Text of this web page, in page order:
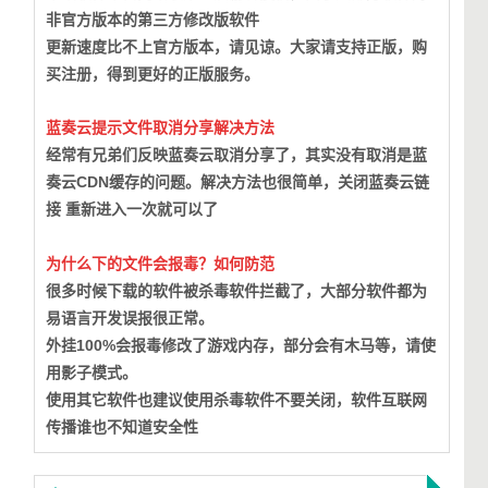
非官方版本的第三方修改版软件
更新速度比不上官方版本，请见谅。大家请支持正版，购
买注册，得到更好的正版服务。
蓝奏云提示文件取消分享解决方法
经常有兄弟们反映蓝奏云取消分享了，其实没有取消是蓝
奏云CDN缓存的问题。 解决方法也很简单，关闭蓝奏云链
接 重新进入一次就可以了
为什么下的文件会报毒？如何防范
很多时候下载的软件被杀毒软件拦截了，大部分软件都为
易语言开发误报很正常。
外挂100%会报毒修改了游戏内存，部分会有木马等，请使
用影子模式。
使用其它软件也建议使用杀毒软件不要关闭，软件互联网
传播谁也不知道安全性